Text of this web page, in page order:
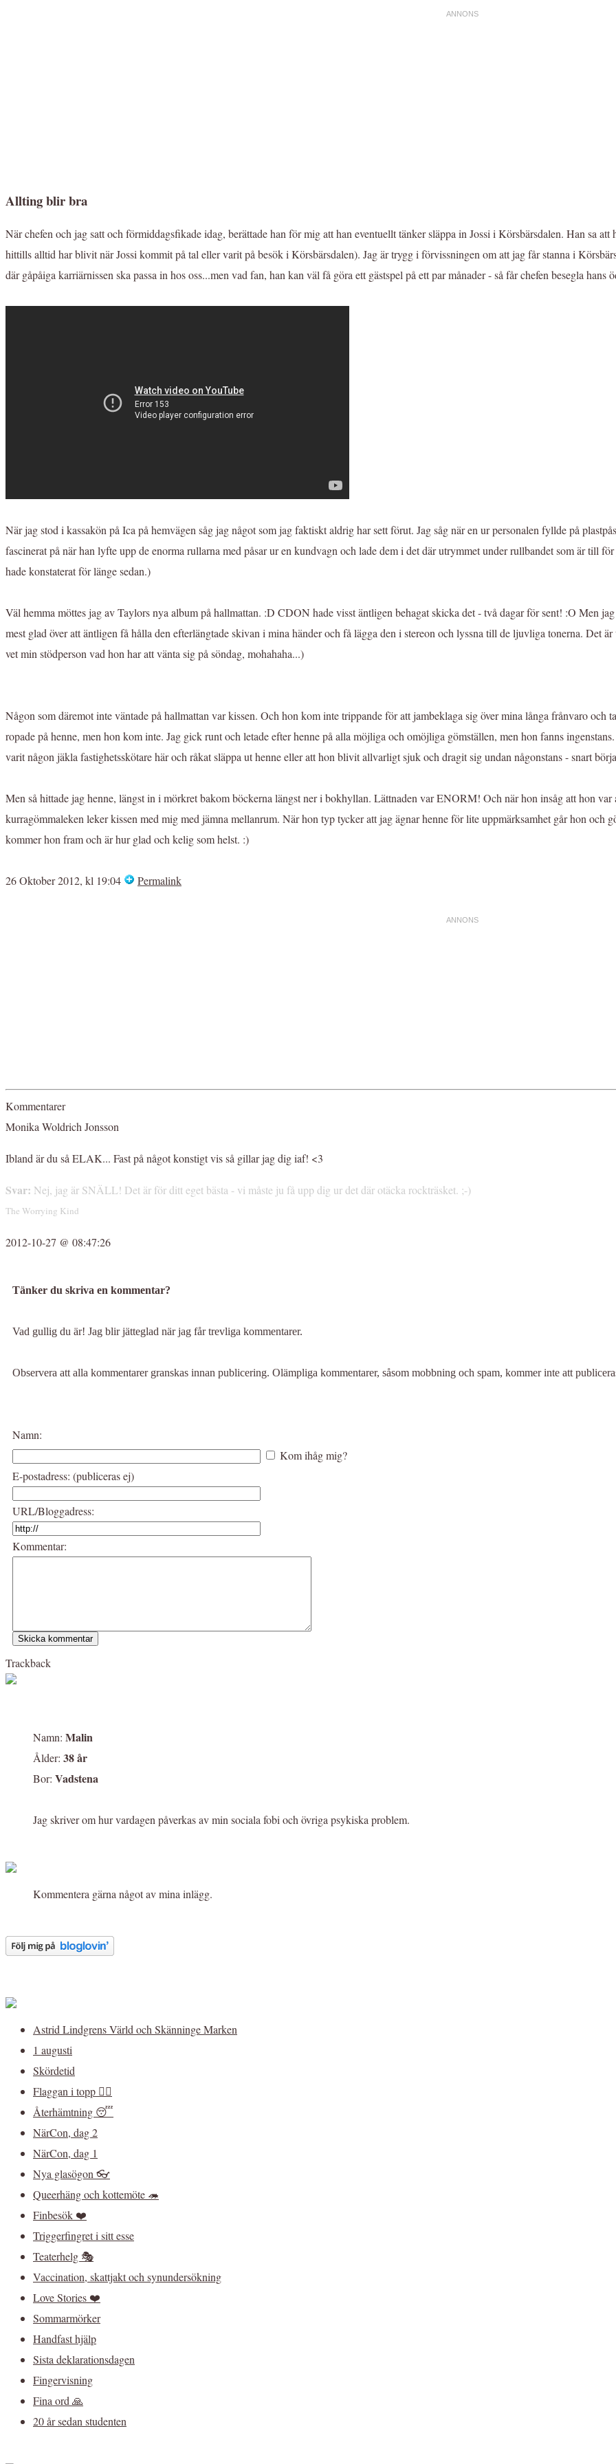
Allting blir bra
När chefen och jag satt och förmiddagsfikade idag, berättade han för mig att han eventuellt tänker släppa in Jossi i Körsbärsdalen. Han sa
hittills alltid har blivit när Jossi kommit på tal eller varit på besök i Körsbärsdalen). Jag är trygg i förvissningen om att jag får stanna i
där gåpåiga karriärnissen ska passa in hos oss...men vad fan, han kan väl få göra ett gästspel på ett par månader - så får chefen besegla
När jag stod i kassakön på Ica på hemvägen såg jag något som jag faktiskt aldrig har sett förut. Jag såg när en ur personalen fyllde på
fascinerat på när han lyfte upp de enorma rullarna med påsar ur en kundvagn och lade dem i det där utrymmet under rullbandet som är till
hade konstaterat för länge sedan.)
Väl hemma möttes jag av Taylors nya album på hallmattan. :D CDON hade visst äntligen behagat skicka det - två dagar för sent! :O Men
mest glad över att äntligen få hålla den efterlängtade skivan i mina händer och få lägga den i stereon och lyssna till de ljuvliga tonerna. Det
vet min stödperson vad hon har att vänta sig på söndag, mohahaha...)
Någon som däremot inte väntade på hallmattan var kissen. Och hon kom inte trippande för att jambeklaga sig över mina långa frånvaro
ropade på henne, men hon kom inte. Jag gick runt och letade efter henne på alla möjliga och omöjliga gömställen, men hon fanns
varit någon jäkla fastighetsskötare här och råkat släppa ut henne eller att hon blivit allvarligt sjuk och dragit sig undan någonstans - snart
Men så hittade jag henne, längst in i mörkret bakom böckerna längst ner i bokhyllan. Lättnaden var ENORM! Och när hon insåg att hon
kurragömmaleken leker kissen med mig med jämna mellanrum. När hon typ tycker att jag ägnar henne för lite uppmärksamhet går hon och
kommer hon fram och är hur glad och kelig som helst. :)
26 Oktober 2012, kl 19:04 Permalink
Kommentarer
Monika Woldrich Jonsson
Ibland är du så ELAK... Fast på något konstigt vis så gillar jag dig iaf! <3
Svar: Nej, jag är SNÄLL! Det är för ditt eget bästa - vi måste ju få upp dig ur det där otäcka rockträsket. ;-)
The Worrying Kind
2012-10-27 @ 08:47:26
Tänker du skriva en kommentar?
Vad gullig du är! Jag blir jätteglad när jag får trevliga kommentarer.
Observera att alla kommentarer granskas innan publicering. Olämpliga kommentarer, såsom mobbning och spam, kommer inte att
Namn:
Kom ihåg mig?
E-postadress: (publiceras ej)
URL/Bloggadress:
Kommentar:
Trackback
Namn: Malin
Ålder: 38 år
Bor: Vadstena
Jag skriver om hur vardagen påverkas av min sociala fobi och övriga psykiska problem.
Kommentera gärna något av mina inlägg.
Astrid Lindgrens Värld och Skänninge Marken
1 augusti
Skördetid
Flaggan i topp 🏳️‍🌈
Återhämtning 😴
NärCon, dag 2
NärCon, dag 1
Nya glasögon 👓
Queerhäng och kottemöte 🦔
Finbesök ❤️
Triggerfingret i sitt esse
Teaterhelg 🎭
Vaccination, skattjakt och synundersökning
Love Stories ❤️
Sommarmörker
Handfast hjälp
Sista deklarationsdagen
Fingervisning
Fina ord 🙏
20 år sedan studenten